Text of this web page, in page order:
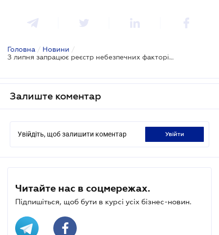
Головна / Новини /
З липня запрацює реєстр небезпечних факторів: бізнес занепокоєний дублюванням процедур
Залиште коментар
Увійдіть, щоб залишити коментар увійти
Читайте нас в соцмережах.
Підпишіться, щоб бути в курсі усіх бізнес-новин.